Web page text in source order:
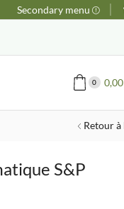
Secondary menu
0
Retour à
S&P